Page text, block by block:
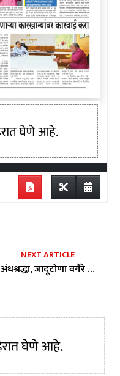
NEXT ARTICLE
अंधश्रद्धा, जादूटोणा वगैरे …